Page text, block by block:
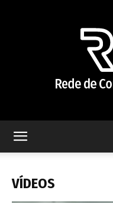
VÍDEOS